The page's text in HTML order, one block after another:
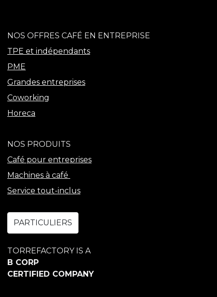
NOS OFFRES CAFÉ EN ENTREPRISE
TPE et indépendants
PME
Grandes entreprises
Coworking
Horeca
NOS PRODUITS
Café pour entreprises
Machines à café
Service tout-inclus
PARTICULIERS
TORREFACTORY IS A
B CORP
CERTIFIED COMPANY